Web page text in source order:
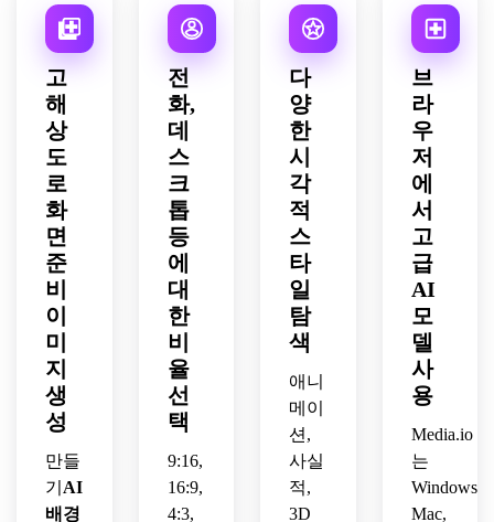
진 고
해상
도 출
력.
이 나
는 고
러운
마감,
수직
스마
트폰
형식,
매우
상세
한 소
재 사
실감
이 있
는 고
급 검
은색
대리
석 전
화 벽
지,
한 고
급 분
에 어
울리
경,
조화
로운
색상
팔레
트,
부드
러운
깊이,
따뜻
한 분
위기,
수직
구성,
선명
한 모
피 세
부 사
고
해
상
도
로
화
면
준
비
이
미
지
생
성
만들
기 AI
배경
전
화,
데
스
크
톱
등
에
대
한
비
율
선
택
9:16,
16:9,
4:3,
다
양
한
시
각
적
스
타
일
탐
색
애니
메이
션,
사실
적,
3D
브
라
우
저
에
서
고
급
AI
모
델
사
용
Media.io
는
Windows,
Mac,